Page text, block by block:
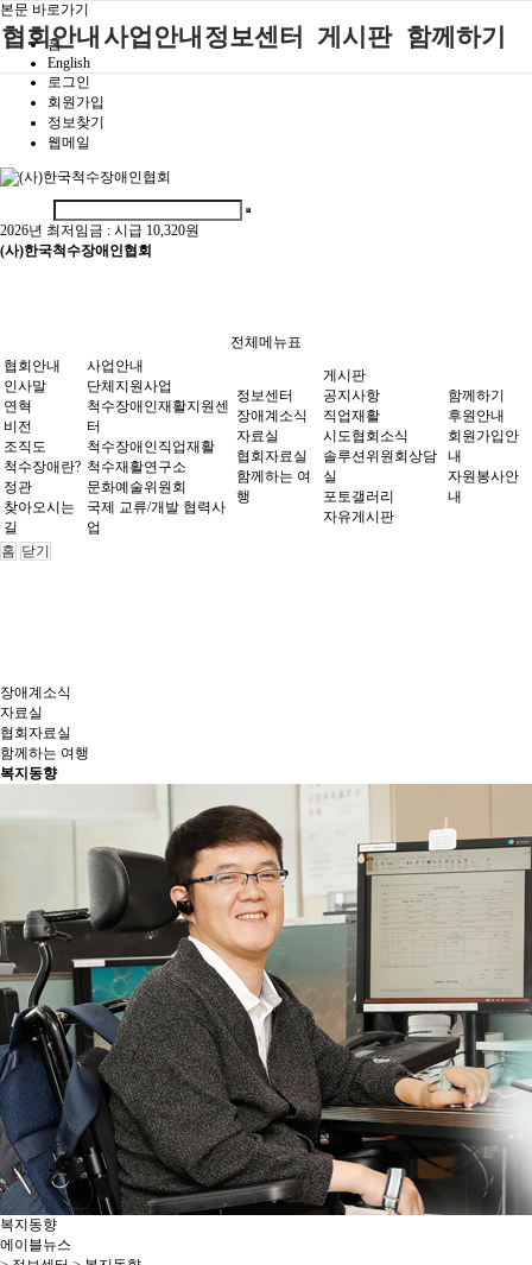
본문 바로가기
홈
English
로그인
회원가입
정보찾기
웹메일
2026년 최저임금 : 시급 10,320원
(사)한국척수장애인협회
협회안내
인사말
연혁
조직도
척수장애란?
사업안내
단체지원사업
척수장애인재
척수장애인직
척수재활연구
국제 교류/개
발 협력사업
정보센터
함께하는 여
게시판 함께하기
전체메뉴표
협회안내
인사말
연혁
비전
조직도
척수장애란?
정관
찾아오시는
길
사업안내
단체지원사업
척수장애인재활지원센
터
척수장애인직업재활
척수재활연구소
문화예술위원회
국제 교류/개발 협력사
업
정보센터
장애계소식
자료실
협회자료실
함께하는 여
행
게시판
공지사항
직업재활
시도협회소식
솔루션위원회상담
실
포토갤러리
자유게시판
함께하기
후원안내
회원가입안
내
자원봉사안
내
홈 닫기
장애계소식
자료실
협회자료실
함께하는 여행
복지동향
복지동향
에이블뉴스